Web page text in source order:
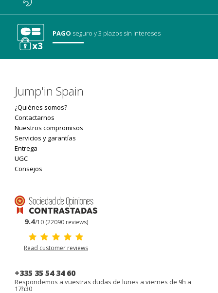
PAGO seguroy 3 plazos sin intereses
Jump'in Spain
¿Quiénes somos?
Contactarnos
Nuestros compromisos
Servicios y garantías
Entrega
UGC
Consejos
9.4/10 (22090 reviews)
Read customer reviews
+335 35 54 34 60
Respondemos a vuestras dudas de lunes a viernes de 9h a
17h30